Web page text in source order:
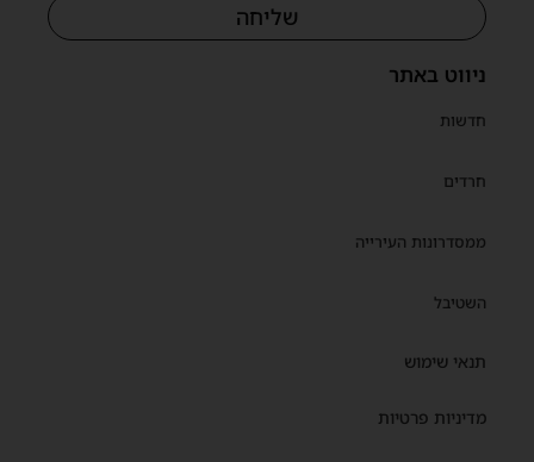
ניווט באתר
חדשות
חרדים
ממסדרונות העירייה
השטיבל
תנאי שימוש
מדיניות פרטיות
שליחה